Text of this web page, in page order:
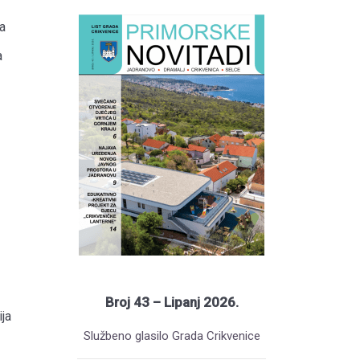
Broj 43 – Lipanj 2026.
Službeno glasilo Grada Crikvenice